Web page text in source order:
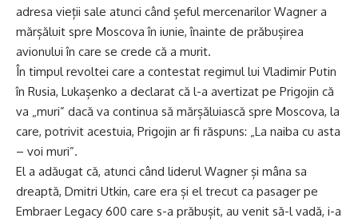
adresa vieții sale atunci când șeful mercenarilor Wagner a
mărșăluit spre Moscova în iunie, înainte de prăbușirea
avionului în care se crede că a murit.
În timpul revoltei care a contestat regimul lui Vladimir Putin
în Rusia, Lukașenko a declarat că l-a avertizat pe Prigojin că
va „muri” dacă va continua să mărșăluiască spre Moscova, la
care, potrivit acestuia, Prigojin ar fi răspuns: „La naiba cu asta
– voi muri”.
El a adăugat că, atunci când liderul Wagner și mâna sa
dreaptă, Dmitri Utkin, care era și el trecut ca pasager pe
Embraer Legacy 600 care s-a prăbușit, au venit să-l vadă, i-a